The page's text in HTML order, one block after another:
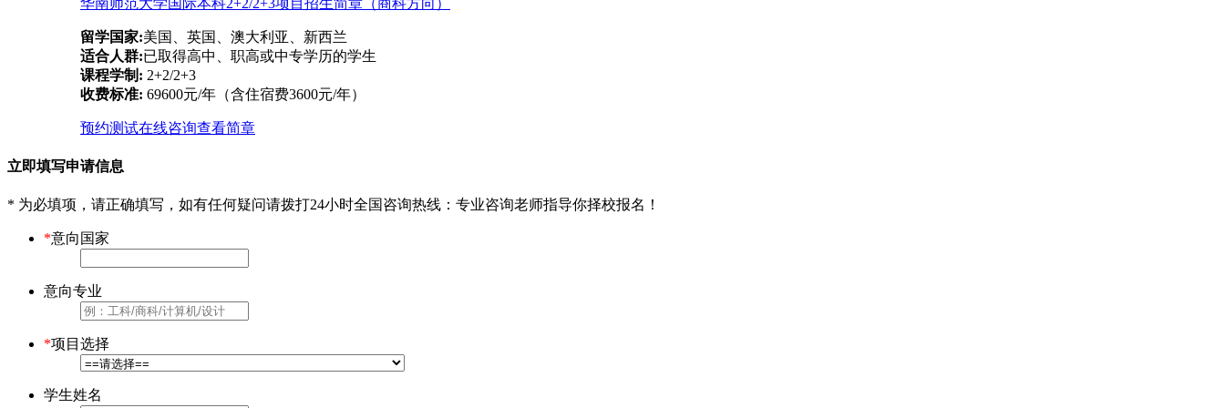
留学国家:美国、英国、澳大利亚、新西兰
适合人群:已取得高中、职高或中专学历的学生
课程学制: 2+2/2+3
收费标准: 69600元/年（含住宿费3600元/年）
预约测试在线咨询查看简章
立即填写申请信息
* 为必填项，请正确填写，如有任何疑问请拨打24小时全国咨询热线 ：专业咨询老师指导你择校报名！
*意向国家
意向专业
*项目选择
学生姓名